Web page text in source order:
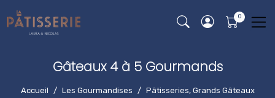
Gâteaux 4 à 5 Gourmands
Accueil Les Gourmandises
Pâtisseries, Grands Gâteaux